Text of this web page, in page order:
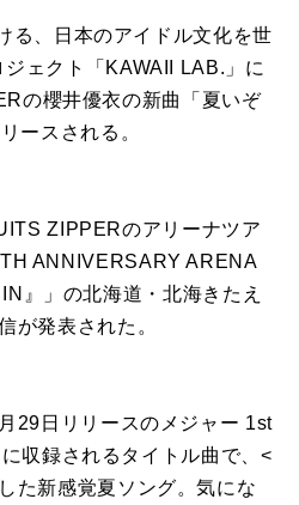
る、日本のアイドル文化を世
ェクト「KAWAII LAB.」に
の櫻井優衣の新曲「夏いぞ
ースされる。
ZIPPERのアリーナツア
ANNIVERSARY ARENA
』」の北海道・北海きたえ
が発表された。
29日リリースのメジャー 1st
収録されるタイトル曲で、<
た新感覚夏ソング。気にな